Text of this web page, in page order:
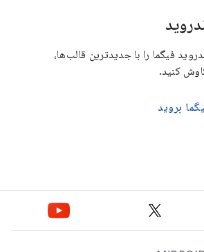
فیگما را با جدیدترین قالب‌ها،
کنید.
بروید